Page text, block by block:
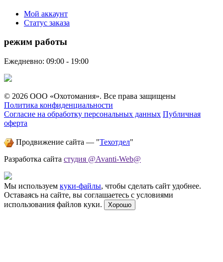
Мой аккаунт
Статус заказа
режим работы
Ежедневно: 09:00 - 19:00
© 2026 ООО «Охотомания». Все права защищены
Политика конфиденциальности
Согласие на обработку персональных данных Публичная
оферта
Продвижение сайта — "Техотдел"
Разработка сайта студия @Avanti-Web@
Мы используем куки-файлы, чтобы сделать сайт удобнее.
Оставаясь на сайте, вы соглашаетесь с условиями
использования файлов куки.
Хорошо